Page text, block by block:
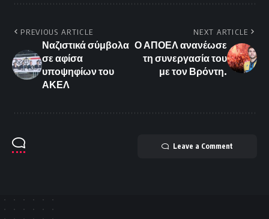
PREVIOUS ARTICLE
Ναζιστικά σύμβολα
σε αφίσα
υποψηφίων του
ΑΚΕΛ
NEXT ARTICLE
Ο ΑΠΟΕΛ ανανέωσε
τη συνεργασία του
με τον Βρόντη.
Leave a Comment